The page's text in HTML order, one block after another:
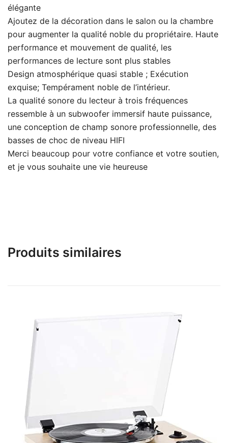
élégante
Ajoutez de la décoration dans le salon ou la chambre
pour augmenter la qualité noble du propriétaire. Haute
performance et mouvement de qualité, les
performances de lecture sont plus stables
Design atmosphérique quasi stable ; Exécution
exquise; Tempérament noble de l’intérieur.
La qualité sonore du lecteur à trois fréquences
ressemble à un subwoofer immersif haute puissance,
une conception de champ sonore professionnelle, des
basses de choc de niveau HIFI
Merci beaucoup pour votre confiance et votre soutien,
et je vous souhaite une vie heureuse
Produits similaires